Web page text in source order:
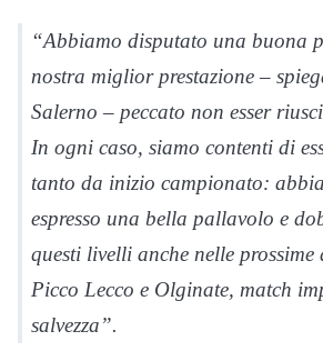
“Abbiamo disputato una buona
nostra miglior prestazione –
Salerno – peccato non esser
In ogni caso, siamo contenti di
tanto da inizio campionato:
espresso una bella pallavolo e
questi livelli anche nelle prossime
Picco Lecco e Olginate, match
salvezza”.